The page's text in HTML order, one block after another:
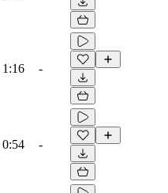
1:16 -
0:54 -